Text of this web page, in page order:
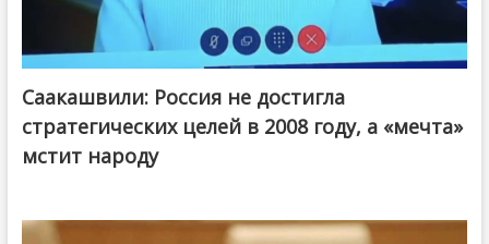
Саакашвили: Россия не достигла
стратегических целей в 2008 году, а «мечта»
мстит народу